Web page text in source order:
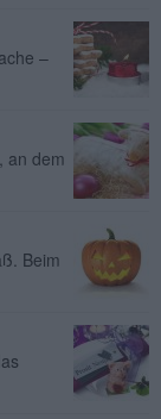
–
an dem
Beim